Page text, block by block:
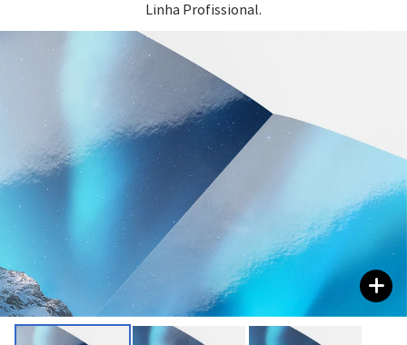
Linha Profissional.